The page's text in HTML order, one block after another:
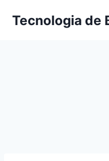
Tecnologia de